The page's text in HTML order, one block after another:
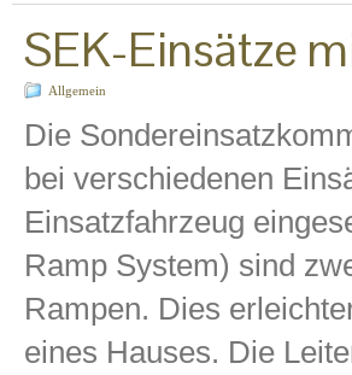
SEK-Einsätze
Allgemein
Die
bei verschiedenen
Einsatzfahrzeug
Ramp System) sind
Rampen. Dies
eines Hauses. Die